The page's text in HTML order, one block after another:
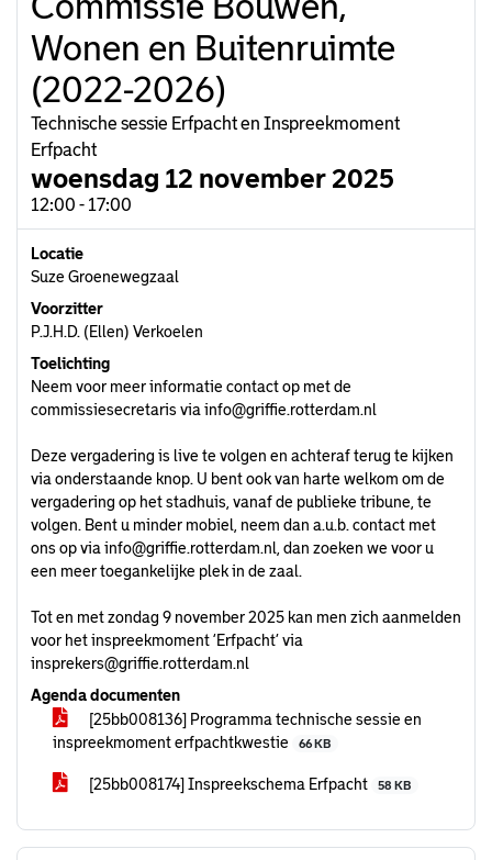
Wonen en Buitenruimte
(2022-2026)
Technische sessie Erfpacht en Inspreekmoment
Erfpacht
woensdag 12 november 2025
12:00 - 17:00
Locatie
Suze Groenewegzaal
Voorzitter
P.J.H.D. (Ellen) Verkoelen
Toelichting
Neem voor meer informatie contact op met de
commissiesecretaris via info@griffie.rotterdam.nl
Deze vergadering is live te volgen en achteraf terug te kijken
via onderstaande knop. U bent ook van harte welkom om de
vergadering op het stadhuis, vanaf de publieke tribune, te
volgen. Bent u minder mobiel, neem dan a.u.b. contact met
ons op via info@griffie.rotterdam.nl , dan zoeken we voor u
een meer toegankelijke plek in de zaal.
Tot en met zondag 9 november 2025 kan men zich aanmelden
voor het inspreekmoment ‘Erfpacht’ via
insprekers@griffie.rotterdam.nl
Agenda documenten
[25bb008136] Programma technische sessie en
inspreekmoment erfpachtkwestie
66 KB
[25bb008174] Inspreekschema Erfpacht 58 KB